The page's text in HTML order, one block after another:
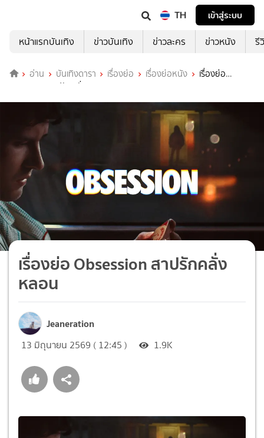
TH
เข้าสู่ระบบ
หน้าแรกบันเทิง
ข่าวบันเทิง ข่าวละคร ข่าวหนัง รี
อ่าน บันเทิงดารา เรื่องย่อ เรื่องย่อหนัง
เรื่องย่อ
Obsession สาปรักคลั่งหลอน
เรื่องย่อ Obsession สาปรักคลั่ง
หลอน
Jeaneration
13 มิถุนายน 2569 ( 12:45 ) 1.9K